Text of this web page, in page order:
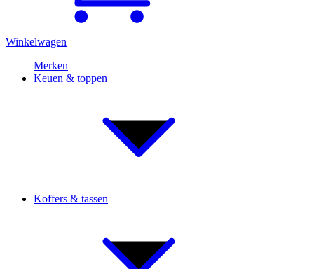
Winkelwagen
Merken
Keuen & toppen
Koffers & tassen